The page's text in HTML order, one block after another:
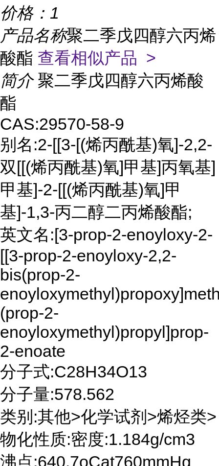
价格： 1
产品名称聚二季戊四醇六丙烯
酸酯 查看相似产品 >
简介 聚二季戊四醇六丙烯酸
酯
CAS:29570-58-9
别名:2-[[3-[(烯丙酰基)氧]-2,2-
双[[(烯丙酰基)氧]甲基]丙氧基]
甲基]-2-[[(烯丙酰基)氧]甲
基]-1,3-丙二醇二丙烯酸酯;
英文名:[3-prop-2-enoyloxy-2-
[[3-prop-2-enoyloxy-2,2-
bis(prop-2-
(prop-2-
enoyloxymethyl)propyl]prop-
2-enoate
分子式:C28H34O13
分子量:578.562
类别:其他>化学试剂>烯烃类>
物化性质:密度:1.184g/cm3
沸点:640.7oCat760mmHg